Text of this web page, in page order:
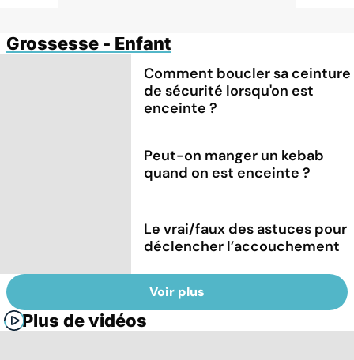
Grossesse - Enfant
Comment boucler sa ceinture
de sécurité lorsqu'on est
enceinte ?
Peut-on manger un kebab
quand on est enceinte ?
Le vrai/faux des astuces pour
déclencher l’accouchement
Voir plus
Plus de vidéos